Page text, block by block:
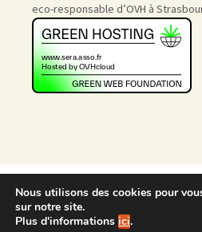
eco-responsable d’OVH à
Admin
Nous utilisons des cookies pour
sur notre site.
Plus d'informations ici.